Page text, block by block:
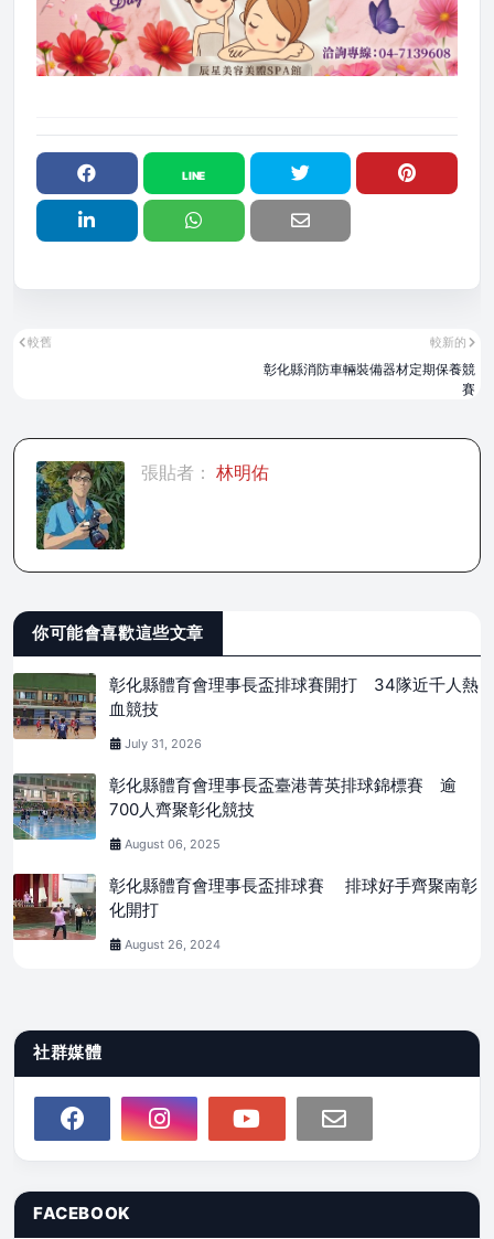
較新的
彰化縣消防車輛裝備器材定期保養競
賽
較舊
張貼者： 林明佑
你可能會喜歡這些文章
彰化縣體育會理事長盃排球賽開打 34隊近千人熱
血競技
July 31, 2026
彰化縣體育會理事長盃臺港菁英排球錦標賽 逾
700人齊聚彰化競技
August 06, 2025
彰化縣體育會理事長盃排球賽 排球好手齊聚南彰
化開打
August 26, 2024
社群媒體
FACEBOOK